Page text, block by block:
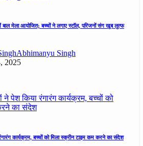
मेला आयोजित; बच्चों ने लगाए स्टॉल, परिजनों संग खूब लुत्फ
Abhimanyu Singh
2025
कार्यक्रम, बच्चों को मिला स्क्रीन टाइम कम करने का संदेश